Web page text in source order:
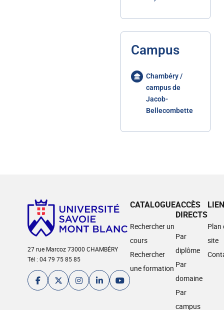
Campus
Chambéry /
campus de
Jacob-
Bellecombette
27 rue Marcoz 73000 CHAMBÉRY
Tél : 04 79 75 85 85
CATALOGUE
Rechercher un
cours
Rechercher
une formation
ACCÈS
DIRECTS
Par
diplôme
Par
domaine
Par
campus
Plan
site